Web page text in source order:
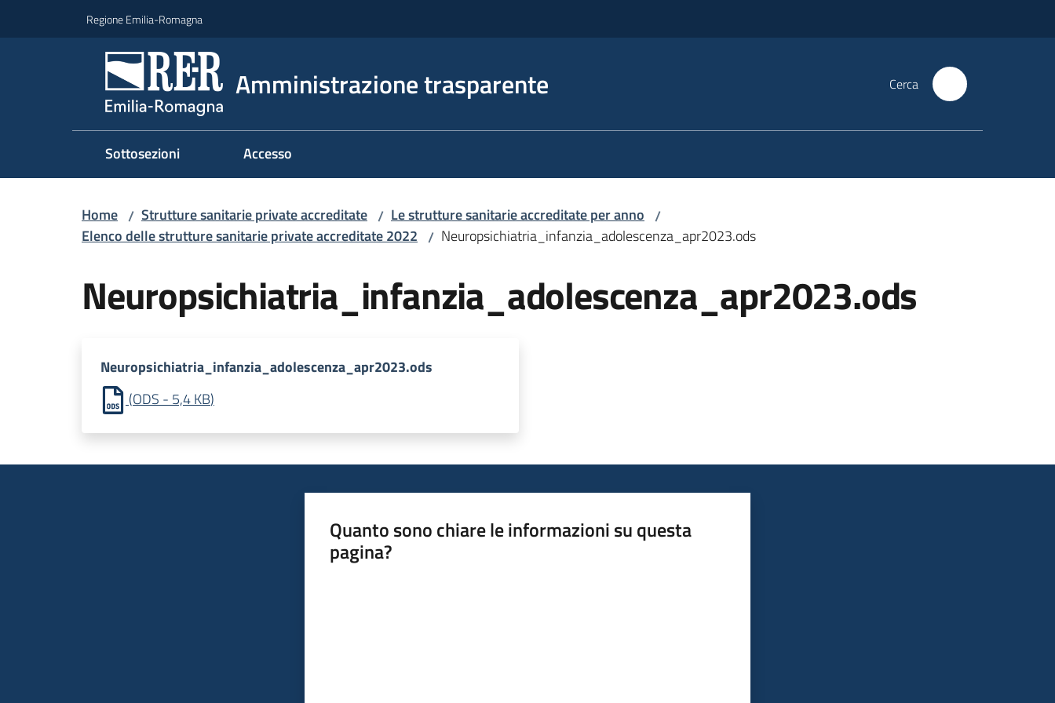
Regione Emilia-Romagna
Amministrazione trasparente Cerca
Sottosezioni Accesso
Home / Strutture sanitarie private accreditate / Le strutture sanitarie accreditate per anno /
Elenco delle strutture sanitarie private accreditate 2022 / Neuropsichiatria_infanzia_adolescenza_apr2023.ods
Neuropsichiatria_infanzia_adolescenza_apr2023.ods
Neuropsichiatria_infanzia_adolescenza_apr2023.ods
(ODS - 5,4 KB)
Quanto sono chiare le informazioni su questa
pagina?